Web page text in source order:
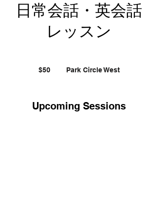
日常会話・英会話
レッスン
dollars$50 Park Circle West
Upcoming Sessions